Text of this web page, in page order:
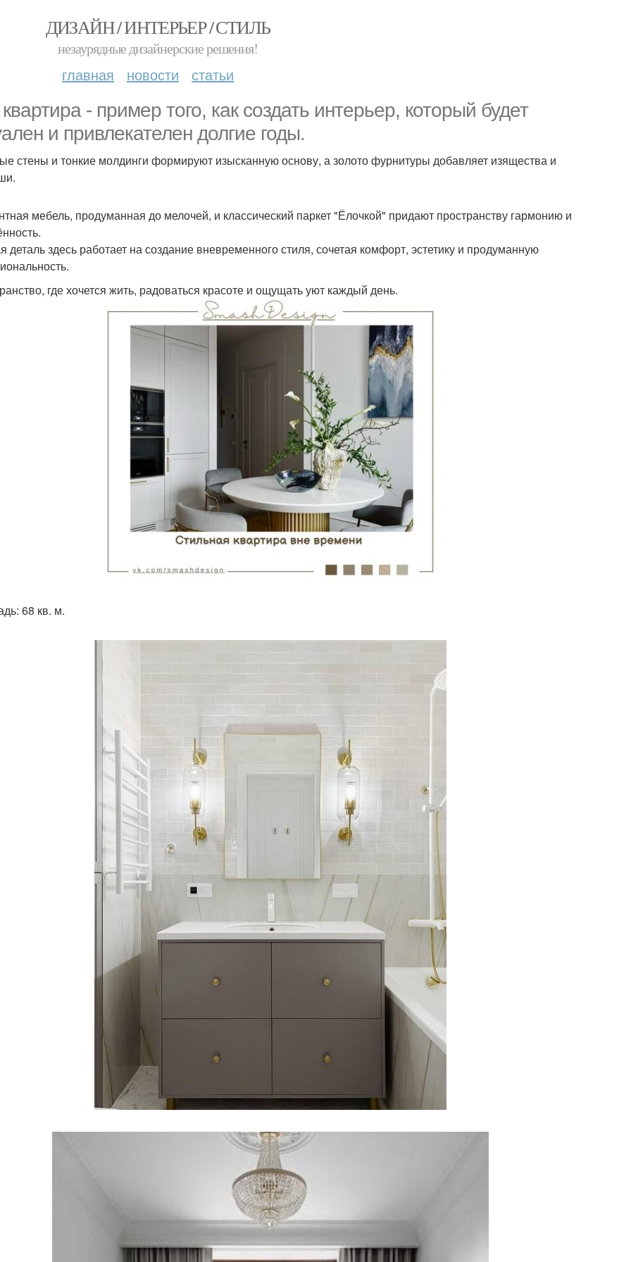
ДИЗАЙН / ИНТЕРЬЕР / СТИЛЬ
незаурядные дизайнерские решения!
главная новости статьи
- пример того, как создать интерьер, который будет
и привлекателен долгие годы.
стены и тонкие молдинги формируют изысканную основу, а золото фурнитуры добавляет изящества и
мебель, продуманная до мелочей, и классический паркет "Ёлочкой" придают пространству гармонию и
деталь здесь работает на создание вневременного стиля, сочетая комфорт, эстетику и продуманную
где хочется жить, радоваться красоте и ощущать уют каждый день.
68 кв. м.